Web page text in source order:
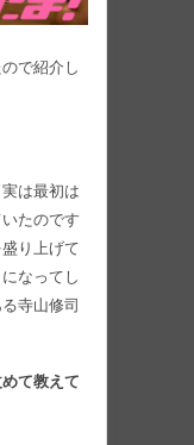
で紹介し
実は最初は
たのです
り上げて
なってし
寺山修司
て教えて